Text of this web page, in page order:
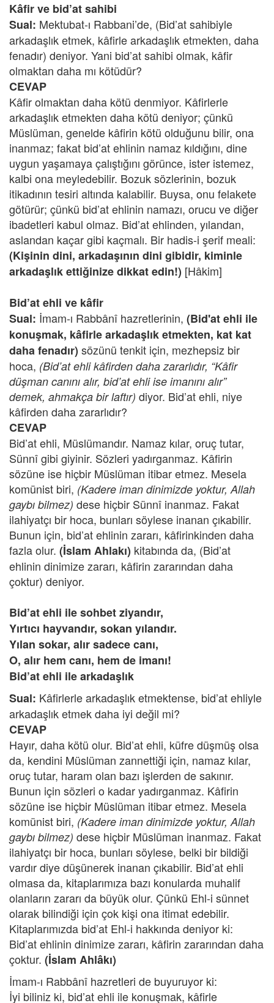
Kâfir ve bid’at sahibi
Sual: Mektubat-ı Rabbani’de, (Bid’at sahibiyle
arkadaşlık etmek, kâfirle arkadaşlık etmekten, daha
fenadır) deniyor. Yani bid’at sahibi olmak, kâfir
olmaktan daha mı kötüdür?
CEVAP
Kâfir olmaktan daha kötü denmiyor. Kâfirlerle
arkadaşlık etmekten daha kötü deniyor; çünkü
Müslüman, genelde kâfirin kötü olduğunu bilir, ona
inanmaz; fakat bid’at ehlinin namaz kıldığını, dine
uygun yaşamaya çalıştığını görünce, ister istemez,
kalbi ona meyledebilir. Bozuk sözlerinin, bozuk
itikadının tesiri altında kalabilir. Buysa, onu felakete
götürür; çünkü bid’at ehlinin namazı, orucu ve diğer
ibadetleri kabul olmaz. Bid’at ehlinden, yılandan,
aslandan kaçar gibi kaçmalı. Bir hadis-i şerif meali:
(Kişinin dini, arkadaşının dini gibidir, kiminle
arkadaşlık ettiğinize dikkat edin!) [Hâkim]
Bid’at ehli ve kâfir
Sual: İmam-ı Rabbânî hazretlerinin, (Bid'at ehli ile
konuşmak, kâfirle arkadaşlık etmekten, kat kat
daha fenadır) sözünü tenkit için, mezhepsiz bir
hoca, (Bid’at ehli kâfirden daha zararlıdır, “Kâfir
düşman canını alır, bid’at ehli ise imanını alır”
demek, ahmakça bir laftır) diyor. Bid’at ehli, niye
kâfirden daha zararlıdır?
CEVAP
Bid’at ehli, Müslümandır. Namaz kılar, oruç tutar,
Sünnî gibi giyinir. Sözleri yadırganmaz. Kâfirin
sözüne ise hiçbir Müslüman itibar etmez. Mesela
komünist biri, (Kadere iman dinimizde yoktur, Allah
gaybı bilmez) dese hiçbir Sünnî inanmaz. Fakat
ilahiyatçı bir hoca, bunları söylese inanan çıkabilir.
Bunun için, bid’at ehlinin zararı, kâfirinkinden daha
fazla olur. (İslam Ahlakı) kitabında da, (Bid’at
ehlinin dinimize zararı, kâfirin zararından daha
çoktur) deniyor.
Bid’at ehli ile sohbet ziyandır,
Yırtıcı hayvandır, sokan yılandır.
Yılan sokar, alır sadece canı,
O, alır hem canı, hem de imanı!
Bid’at ehli ile arkadaşlık
Sual: Kâfirlerle arkadaşlık etmektense, bid’at ehliyle
arkadaşlık etmek daha iyi değil mi?
CEVAP
Hayır, daha kötü olur. Bid’at ehli, küfre düşmüş olsa
da, kendini Müslüman zannettiği için, namaz kılar,
oruç tutar, haram olan bazı işlerden de sakınır.
Bunun için sözleri o kadar yadırganmaz. Kâfirin
sözüne ise hiçbir Müslüman itibar etmez. Mesela
komünist biri, (Kadere iman dinimizde yoktur, Allah
gaybı bilmez) dese hiçbir Müslüman inanmaz. Fakat
ilahiyatçı bir hoca, bunları söylese, belki bir bildiği
vardır diye düşünerek inanan çıkabilir. Bid’at ehli
olmasa da, kitaplarımıza bazı konularda muhalif
olanların zararı da büyük olur. Çünkü Ehl-i sünnet
olarak bilindiği için çok kişi ona itimat edebilir.
Kitaplarımızda bid’at Ehl-i hakkında deniyor ki:
Bid’at ehlinin dinimize zararı, kâfirin zararından daha
çoktur. (İslam Ahlâkı)
İmam-ı Rabbânî hazretleri de buyuruyor ki:
İyi biliniz ki, bid’at ehli ile konuşmak, kâfirle